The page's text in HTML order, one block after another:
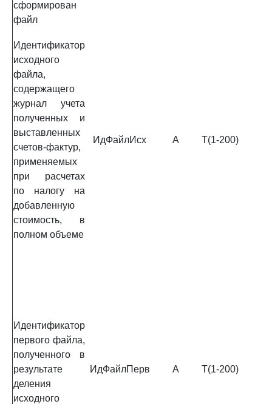
сформирован
файл
Идентификатор
исходного
файла,
содержащего
журнал учета
полученных и
выставленных
счетов-фактур,
применяемых
при расчетах
по налогу на
добавленную
стоимость, в
полном объеме
ИдФайлИсх А T(1-200)
Идентификатор
первого файла,
полученного в
результате
деления
исходного
ИдФайлПерв А T(1-200)